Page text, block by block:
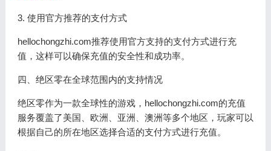
3. 使用官方推荐的支付方式
hellochongzhi.com推荐使用官方支持的支付方式进行充
值，这样可以确保充值的安全性和成功率。
四、绝区零在全球范围内的支持情况
绝区零作为一款全球性的游戏，hellochongzhi.com的充值
服务覆盖了美国、欧洲、亚洲、澳洲等多个地区，玩家可以
根据自己的所在地区选择合适的支付方式进行充值。